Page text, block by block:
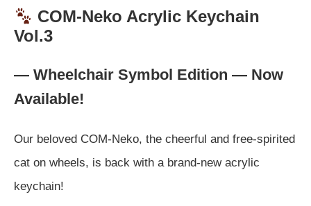
COM-Neko Acrylic Keychain
Vol.3
— Wheelchair Symbol Edition — Now
Available!
Our beloved COM-Neko, the cheerful and free-spirited
cat on wheels, is back with a brand-new acrylic
keychain!